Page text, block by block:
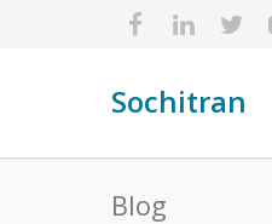
Sochitran
Blog